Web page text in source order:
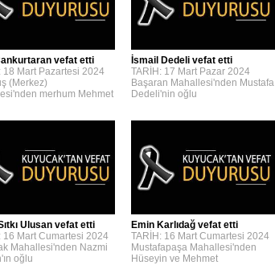
vefat etti
18 Mart Pazartesi 2024
(Merkez)
merhum Mehmet
İsmail Dedeli vefat etti
TARİH: 17 Mart Pazar 2024
Başaran Mahallesi'nden Mustafa
Dedeli'nin oğlu
Ulusan vefat etti
16 Mart Cumartesi 2024
Mahallesi'nden Nazmi
oğlu
Emin Karlıdağ vefat etti
TARİH: 16 Mart Cumartesi 2024
Mustafapaşa Mahallesi'nden
Hüseyin ve Mehmet